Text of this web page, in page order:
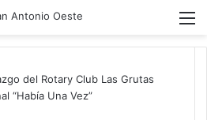
del Rotary Club Las Grutas
“Había Una Vez”